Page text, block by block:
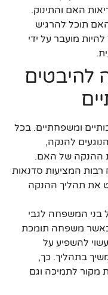
האם והתינוק.
תוכל להרגיש
מועבר על ידי
להיבטים
ומשפחתיים. בכל
להנקה,
ההנקה של האם.
רבות המציעות סדנאות
את תהליך ההנקה
המשפחה לגבי
כאשר משפחה תומכת
להשפיע על
בתהליך. כך,
מקור לתמיכה וגם